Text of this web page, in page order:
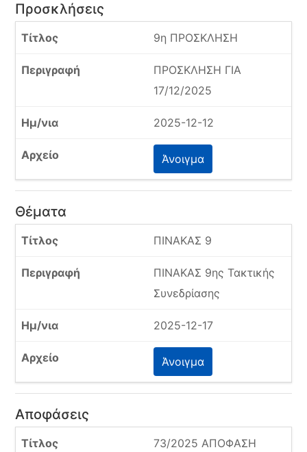
Προσκλήσεις
9η ΠΡΟΣΚΛΗΣΗ
ΠΡΟΣΚΛΗΣΗ ΓΙΑ
17/12/2025
2025-12-12
Άνοιγμα
Θέματα
ΠΙΝΑΚΑΣ 9
ΠΙΝΑΚΑΣ 9ης Τακτικής
Συνεδρίασης
2025-12-17
Άνοιγμα
Αποφάσεις
73/2025 ΑΠΟΦΑΣΗ